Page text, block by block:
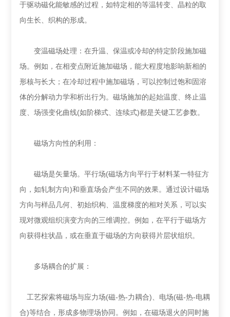
于驱动磁化能敏感的过程，如特定相的等温转变、晶粒的取
向生长、织构的形成。
变温磁场处理：在升温、保温或冷却的特定阶段施加磁
场。例如，在相变点附近施加磁场，能大程度地影响新相的
形核与长大；在冷却过程中施加磁场，可以控制过饱和固溶
体的分解动力学和析出行为。磁场施加的起始温度、终止温
度、场强变化曲线(如阶梯式、连续式)都是关键工艺参数。
磁场方向性的利用：
磁场是矢量场。平行场(磁场方向平行于材料某一特征方
向，如轧制方向)和垂直场会产生不同的效果。通过设计磁场
方向与样品几何、初始织构、温度梯度的相对关系，可以实
现对微观组织演变方向的三维调控。例如，在平行于磁场方
向获得柱状晶，或在垂直于磁场的方向获得片层状组织。
多场耦合的扩展：
工艺探索将磁场与应力场(磁-热-力耦合)、电场(磁-热-电耦
合)等结合，形成多物理场协同。例如，在磁场退火的同时施